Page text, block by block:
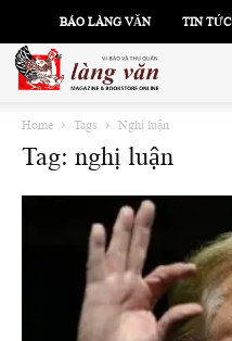
BÁO LÀNG VĂN TIN TỨC
Home Tags Nghị luận
Tag: nghị luận